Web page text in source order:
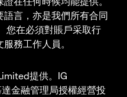
言，亦是我們所有合同
您在必須對賬戶采取行
務工作人員。
提供。IG
金融管理局授權經營投